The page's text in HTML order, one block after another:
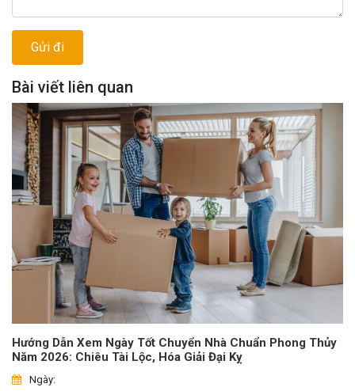
Bài viết liên quan
Hướng Dẫn Xem Ngày Tốt Chuyển Nhà Chuẩn Phong Thủy
Năm 2026: Chiêu Tài Lộc, Hóa Giải Đại Kỵ
Ngày: